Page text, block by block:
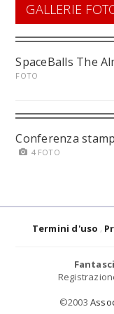
GALLERIE
SpaceBalls The
FOTO
Conferenza
4 FOTO
Termini d'uso
©2003